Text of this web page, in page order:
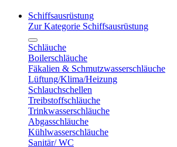
Schiffsausrüstung
Zur Kategorie Schiffsausrüstung
Schläuche
Boilerschläuche
Fäkalien & Schmutzwasserschläuche
Lüftung/Klima/Heizung
Schlauchschellen
Treibstoffschläuche
Trinkwasserschläuche
Abgasschläuche
Kühlwasserschläuche
Sanitär/ WC